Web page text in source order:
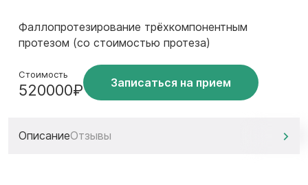
Фаллопротезирование трёхкомпонентным
протезом (со стоимостью протеза)
Стоимость
520000₽ Записаться на прием
ОписаниеОтзывы